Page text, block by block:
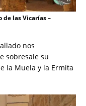
las Vicarías –
nos
sobresale su
la Muela y la Ermita